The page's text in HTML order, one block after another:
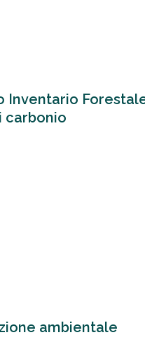
Inventario
carbonio
ambientale